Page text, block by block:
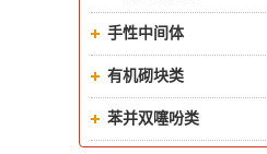
手性中间体
有机砌块类
苯并双噻吩类